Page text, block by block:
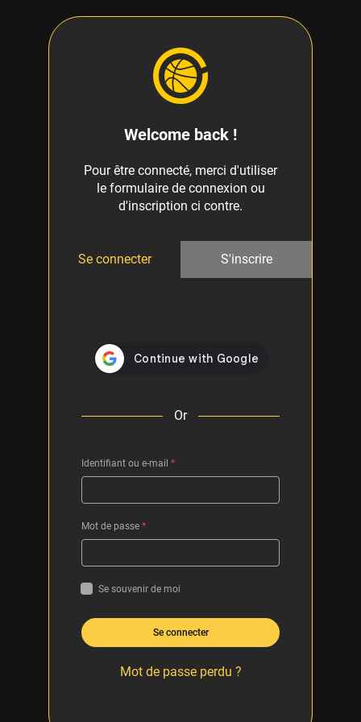
Welcome back !
Pour être connecté, merci d'utiliser
le formulaire de connexion ou
d'inscription ci contre.
Se connecter S'inscrire
Or
Identifiant ou e-mail *
Mot de passe *
Se souvenir de moi
Se connecter
Mot de passe perdu ?